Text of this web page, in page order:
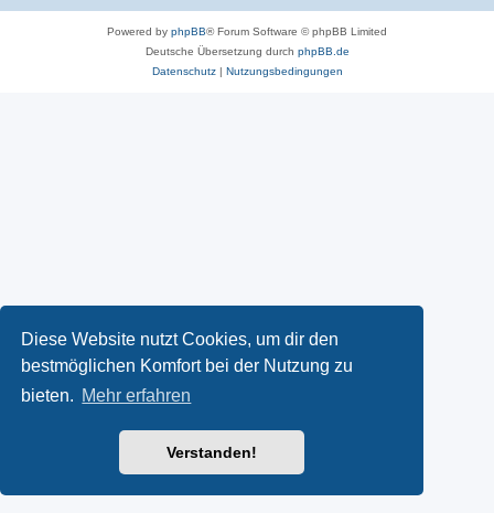
Diese Website nutzt Cookies, um dir den
bestmöglichen Komfort bei der Nutzung zu
bieten. Mehr erfahren
Verstanden!
Powered by phpBB® Forum Software © phpBB Limited
Deutsche Übersetzung durch phpBB.de
Datenschutz| Nutzungsbedingungen